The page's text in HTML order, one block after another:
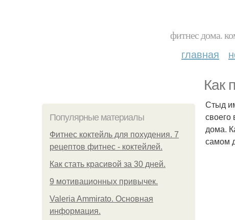
фитнес дома.
главная
Как
Популярные материалы
Фитнес коктейль для похудения. 7
рецептов фитнес - коктейлей.
Как стать красивой за 30 дней.
9 мотивационных привычек.
Valeria Ammirato. Основная
информация.
Стыд
своего
дома.
самом